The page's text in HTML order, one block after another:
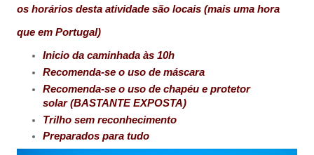
os horários desta atividade são locais (mais uma hora
que em Portugal)
Inicio da caminhada às 10h
Recomenda-se o uso de máscara
Recomenda-se o uso de chapéu e protetor
solar (BASTANTE EXPOSTA)
Trilho sem reconhecimento
Preparados para tudo